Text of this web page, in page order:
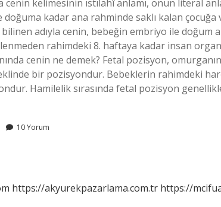
cenin kelimesinin ıstılahî anlamı, onun literal
doğuma kadar ana rahminde saklı kalan
bilinen adıyla cenin, bebeğin embriyo ile doğum
rahimdeki 8. haftaya kadar insan
cenin ne demek? Fetal pozisyon,
bir pozisyondur. Bebeklerin rahimdeki
Hamilelik sırasında fetal pozisyon
10 Yorum
https://akyurekpazarlama.com.tr https://